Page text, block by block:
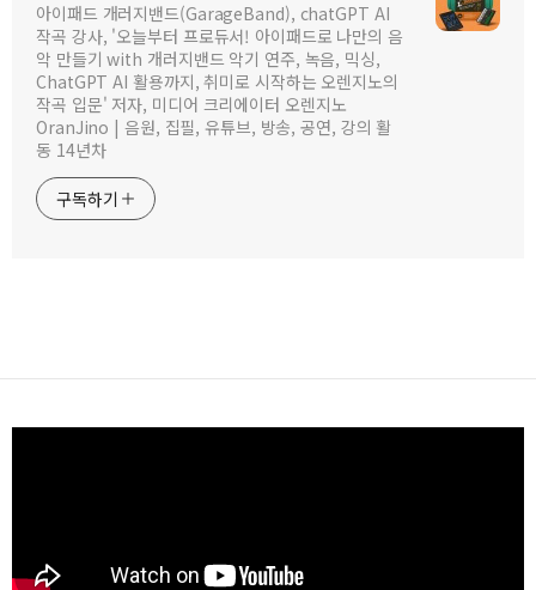
아이패드 개러지밴드(GarageBand), chatGPT AI
작곡 강사, '오늘부터 프로듀서! 아이패드로 나만의 음
악 만들기 with 개러지밴드 악기 연주, 녹음, 믹싱,
ChatGPT AI 활용까지, 취미로 시작하는 오렌지노의
작곡 입문' 저자, 미디어 크리에이터 오렌지노
OranJino | 음원, 집필, 유튜브, 방송, 공연, 강의 활
동 14년차
구독하기